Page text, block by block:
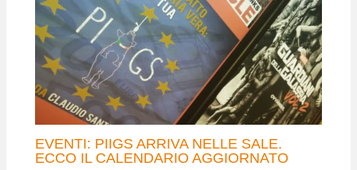
EVENTI: PIIGS ARRIVA NELLE SALE.
ECCO IL CALENDARIO AGGIORNATO